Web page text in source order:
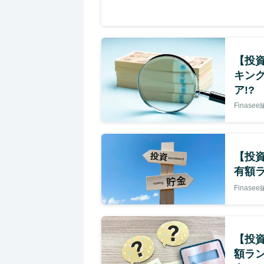
【投
キン
ア!?
Finasee
【投
有額
Finasee
【投
額ラ